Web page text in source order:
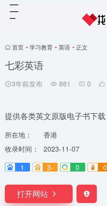
首页 • 学习教育 • 英语 • 正文
七彩英语
3年前发布 881 0
提供各类英文原版电子书下载
所在地：
香港
收录时间：
2023-11-07
1
3- 0 0
打开网站